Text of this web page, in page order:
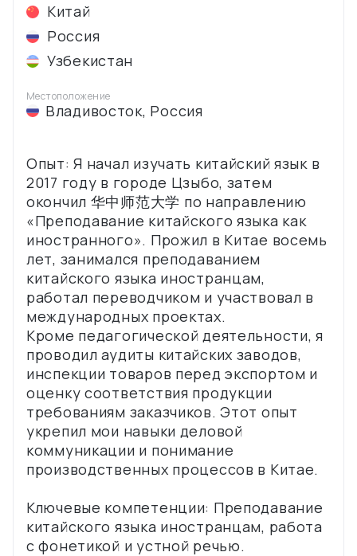
Китай
Россия
Узбекистан
Местоположение
Владивосток, Россия
Опыт: Я начал изучать китайский язык в
2017 году в городе Цзыбо, затем
окончил 华中师范大学 по направлению
«Преподавание китайского языка как
иностранного». Прожил в Китае восемь
лет, занимался преподаванием
китайского языка иностранцам,
работал переводчиком и участвовал в
международных проектах.
Кроме педагогической деятельности, я
проводил аудиты китайских заводов,
инспекции товаров перед экспортом и
оценку соответствия продукции
требованиям заказчиков. Этот опыт
укрепил мои навыки деловой
коммуникации и понимание
производственных процессов в Китае.
Ключевые компетенции: Преподавание
китайского языка иностранцам, работа
с фонетикой и устной речью.